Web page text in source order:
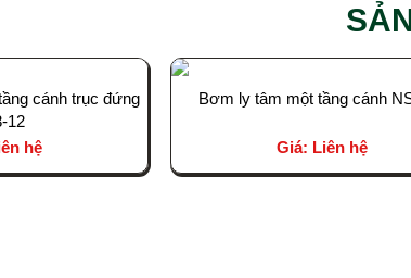
cánh trục đứng
12
hệ
Bơm ly tâm một tầng cánh
Giá: Liên hệ